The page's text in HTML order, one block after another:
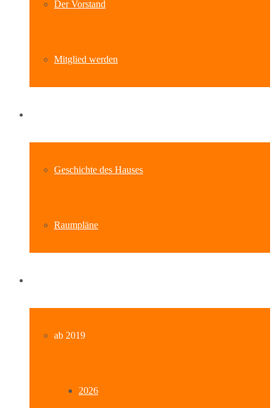
Der Vorstand
Mitglied werden
Geschichte des Hauses
Raumpläne
ab 2019
2026